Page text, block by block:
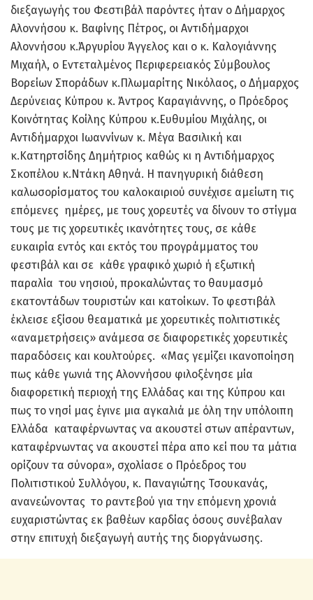
διεξαγωγής του Φεστιβάλ παρόντες ήταν ο Δήμαρχος
Αλοννήσου κ. Βαφίνης Πέτρος, οι Αντιδήμαρχοι
Αλοννήσου κ.Άργυρίου Άγγελος και ο κ. Καλογιάννης
Μιχαήλ, ο Εντεταλμένος Περιφερειακός Σύμβουλος
Βορείων Σποράδων κ.Πλωμαρίτης Νικόλαος, ο Δήμαρχος
Δερύνειας Κύπρου κ. Άντρος Καραγιάννης, ο Πρόεδρος
Κοινότητας Κοίλης Κύπρου κ.Ευθυμίου Μιχάλης, οι
Αντιδήμαρχοι Ιωαννίνων κ. Μέγα Βασιλική και
κ.Κατηρτσίδης Δημήτριος καθώς κι η Αντιδήμαρχος
Σκοπέλου κ.Ντάκη Αθηνά. Η πανηγυρική διάθεση
καλωσορίσματος του καλοκαιριού συνέχισε αμείωτη τις
επόμενες ημέρες, με τους χορευτές να δίνουν το στίγμα
τους με τις χορευτικές ικανότητες τους, σε κάθε
ευκαιρία εντός και εκτός του προγράμματος του
φεστιβάλ και σε κάθε γραφικό χωριό ή εξωτική
παραλία του νησιού, προκαλώντας το θαυμασμό
εκατοντάδων τουριστών και κατοίκων. Το φεστιβάλ
έκλεισε εξίσου θεαματικά με χορευτικές πολιτιστικές
«αναμετρήσεις» ανάμεσα σε διαφορετικές χορευτικές
παραδόσεις και κουλτούρες. «Μας γεμίζει ικανοποίηση
πως κάθε γωνιά της Αλοννήσου φιλοξένησε μία
διαφορετική περιοχή της Ελλάδας και της Κύπρου και
πως το νησί μας έγινε μια αγκαλιά με όλη την υπόλοιπη
Ελλάδα καταφέρνωντας να ακουστεί στων απέραντων,
καταφέρνωντας να ακουστεί πέρα απο κεί που τα μάτια
ορίζουν τα σύνορα», σχολίασε ο Πρόεδρος του
Πολιτιστικού Συλλόγου, κ. Παναγιώτης Τσουκανάς,
ανανεώνοντας το ραντεβού για την επόμενη χρονιά
ευχαριστώντας εκ βαθέων καρδίας όσους συνέβαλαν
στην επιτυχή διεξαγωγή αυτής της διοργάνωσης.